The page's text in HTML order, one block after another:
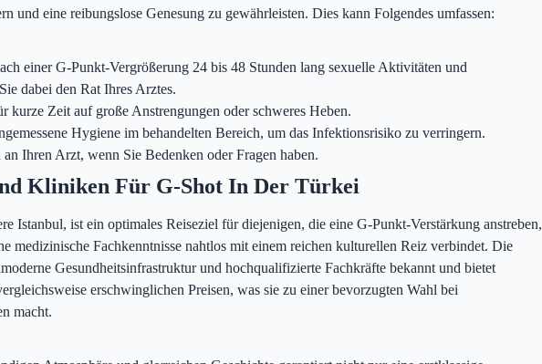
und eine reibungslose Genesung zu gewährleisten. Dies kann Folgendes umfassen:
einer G-Punkt-Vergrößerung 24 bis 48 Stunden lang sexuelle Aktivitäten und
dabei den Rat Ihres Arztes.
kurze Zeit auf große Anstrengungen oder schweres Heben.
Hygiene im behandelten Bereich, um das Infektionsrisiko zu verringern.
an Ihren Arzt, wenn Sie Bedenken oder Fragen haben.
Kliniken Für G-Shot In Der Türkei
Istanbul, ist ein optimales Reiseziel für diejenigen, die eine G-Punkt-Verstärkung anstreben,
medizinische Fachkenntnisse nahtlos mit einem reichen kulturellen Reiz verbindet. Die
Gesundheitsinfrastruktur und hochqualifizierte Fachkräfte bekannt und bietet
erschwinglichen Preisen, was sie zu einer bevorzugten Wahl bei
macht.